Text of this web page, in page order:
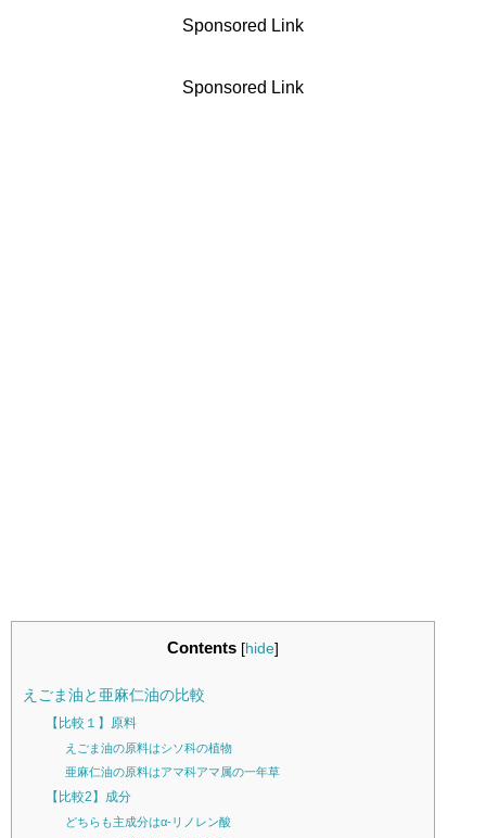
Sponsored Link
Sponsored Link
Contents [hide]
えごま油と亜麻仁油の比較
【比較１】原料
えごま油の原料はシソ科の植物
亜麻仁油の原料はアマ科アマ属の一年草
【比較2】成分
どちらも主成分はα-リノレン酸